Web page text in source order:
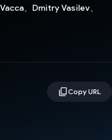
、Dmitry Vasilev、